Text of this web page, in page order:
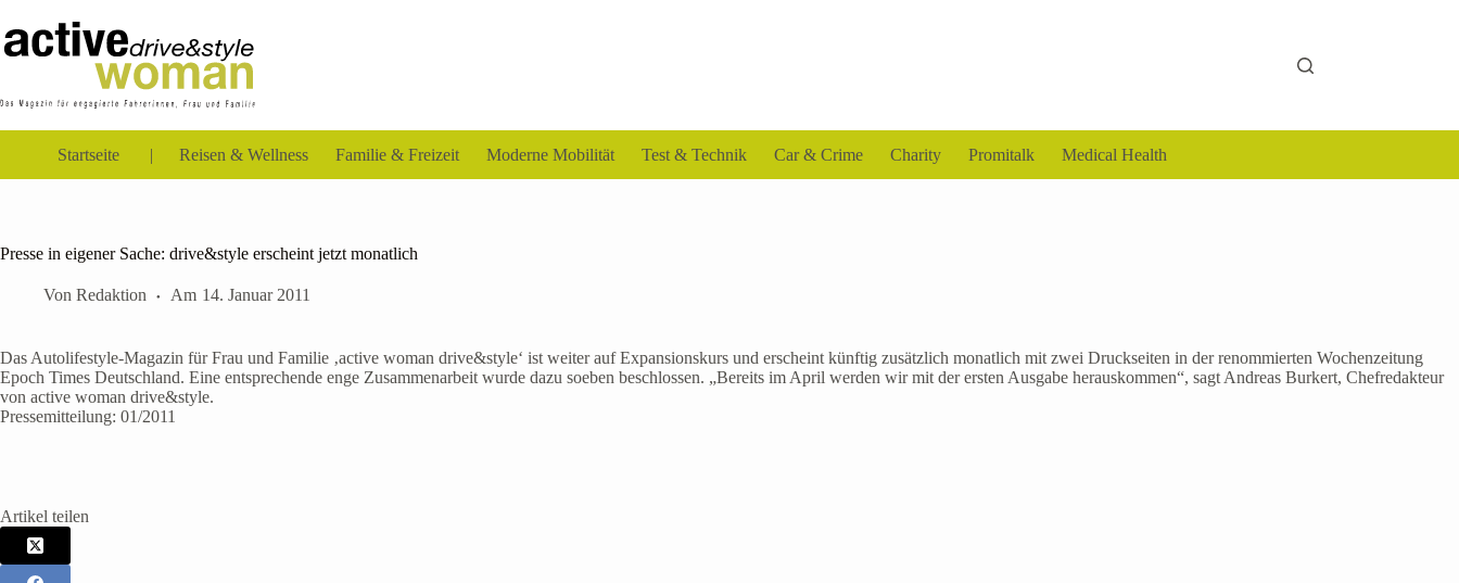
Inhalt
springen
Startseite Reisen & Wellness Familie & Freizeit Moderne Mobilität Test & Technik Car & Crime Charity Promitalk Medical Health
Presse in eigener Sache: drive&style erscheint jetzt monatlich
Von Redaktion Am 14. Januar 2011
Das Autolifestyle-Magazin für Frau und Familie ‚active woman drive&style‘ ist weiter auf Expansionskurs und erscheint künftig zusätzlich monatlich mit zwei Druckseiten in der renommierten Wochenzeitung
Epoch Times Deutschland. Eine entsprechende enge Zusammenarbeit wurde dazu soeben beschlossen. „Bereits im April werden wir mit der ersten Ausgabe herauskommen“, sagt Andreas Burkert, Chefredakteur
von active woman drive&style.
Pressemitteilung: 01/2011
Artikel teilen